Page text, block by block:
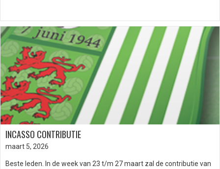
INCASSO CONTRIBUTIE
maart 5, 2026
Beste leden. In de week van 23 t/m 27 maart zal de contributie van